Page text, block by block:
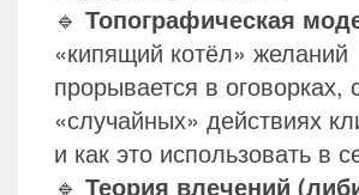
🔹 Топографическая
«кипящий котёл» желаний
прорывается в оговорках,
«случайных» действиях
и как это использовать в
🔹 Теория влечений